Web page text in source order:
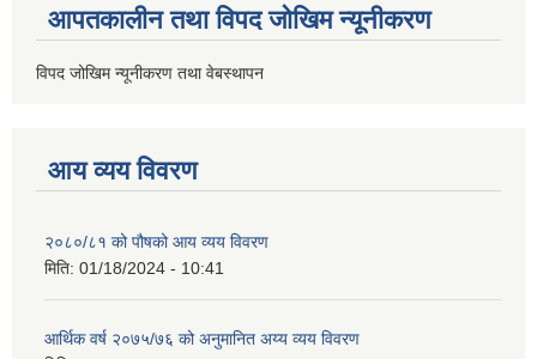
आपतकालीन तथा विपद जोखिम न्यूनीकरण
विपद जोखिम न्यूनीकरण तथा वेबस्थापन
आय व्यय विवरण
२०८०/८१ को पौषको आय व्यय विवरण
मिति: 01/18/2024 - 10:41
आर्थिक वर्ष २०७५/७६ को अनुमानित अय्य व्यय विवरण